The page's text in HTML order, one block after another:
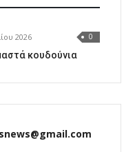
2026 0
κουδούνια